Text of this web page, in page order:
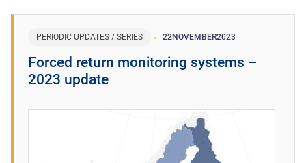
PERIODIC UPDATES / SERIES 22NOVEMBER2023
Forced return monitoring systems –
2023 update